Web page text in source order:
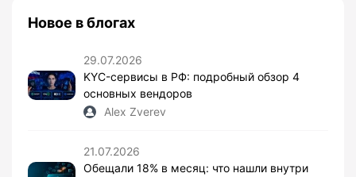
Новое в блогах
29.07.2026
KYC-сервисы в РФ: подробный обзор 4
основных вендоров
Alex Zverev
21.07.2026
Обещали 18% в месяц: что нашли внутри